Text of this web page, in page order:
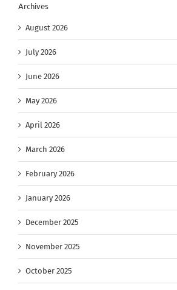
Archives
August 2026
July 2026
June 2026
May 2026
April 2026
March 2026
February 2026
January 2026
December 2025
November 2025
October 2025